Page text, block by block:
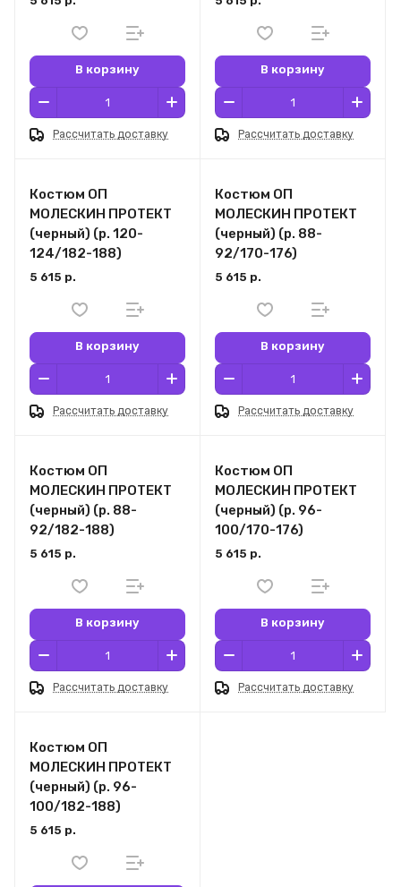
В корзину
Рассчитать доставку
В корзину
Рассчитать доставку
Костюм ОП
МОЛЕСКИН ПРОТЕКТ
(черный) (р. 120-
124/182-188)
5 615 р.
В корзину
Рассчитать доставку
Костюм ОП
МОЛЕСКИН ПРОТЕКТ
(черный) (р. 88-
92/170-176)
5 615 р.
В корзину
Рассчитать доставку
Костюм ОП
МОЛЕСКИН ПРОТЕКТ
(черный) (р. 88-
92/182-188)
5 615 р.
В корзину
Рассчитать доставку
Костюм ОП
МОЛЕСКИН ПРОТЕКТ
(черный) (р. 96-
100/170-176)
5 615 р.
В корзину
Рассчитать доставку
Костюм ОП
МОЛЕСКИН ПРОТЕКТ
(черный) (р. 96-
100/182-188)
5 615 р.